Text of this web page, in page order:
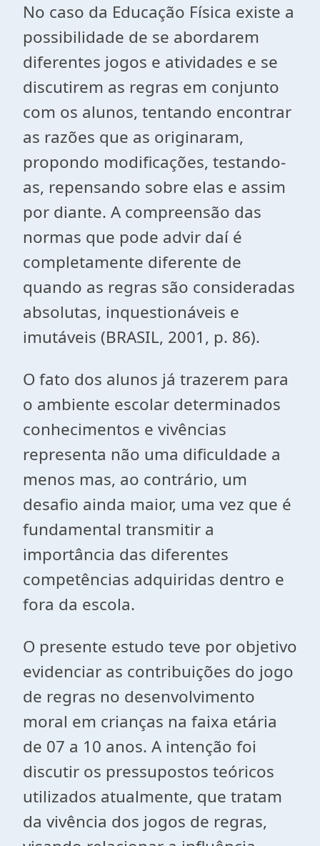
No caso da Educação Física existe a
possibilidade de se abordarem
diferentes jogos e atividades e se
discutirem as regras em conjunto
com os alunos, tentando encontrar
as razões que as originaram,
propondo modificações, testando-
as, repensando sobre elas e assim
por diante. A compreensão das
normas que pode advir daí é
completamente diferente de
quando as regras são consideradas
absolutas, inquestionáveis e
imutáveis (BRASIL, 2001, p. 86).
O fato dos alunos já trazerem para
o ambiente escolar determinados
conhecimentos e vivências
representa não uma dificuldade a
menos mas, ao contrário, um
desafio ainda maior, uma vez que é
fundamental transmitir a
importância das diferentes
competências adquiridas dentro e
fora da escola.
O presente estudo teve por objetivo
evidenciar as contribuições do jogo
de regras no desenvolvimento
moral em crianças na faixa etária
de 07 a 10 anos. A intenção foi
discutir os pressupostos teóricos
utilizados atualmente, que tratam
da vivência dos jogos de regras,